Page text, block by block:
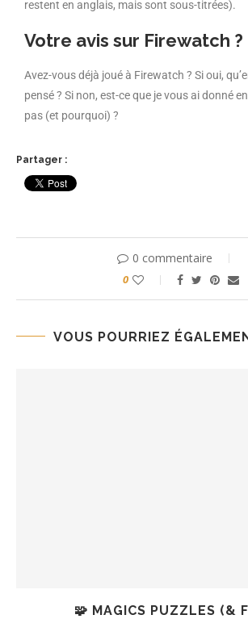
restent en anglais, mais sont sous-titrées).
Votre avis sur Firewatch ?
Avez-vous déjà joué à Firewatch ? Si oui,
pensé ? Si non, est-ce que je vous ai donné
pas (et pourquoi) ?
Partager :
0 commentaire
0
VOUS POURRIEZ
🧩 MAGICS PUZZLES (&